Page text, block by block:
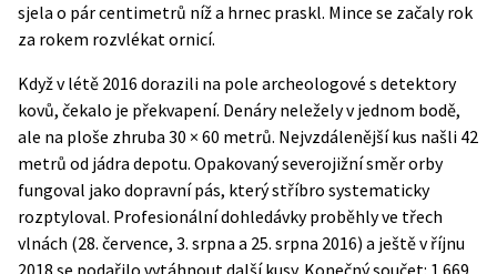
sjela o pár centimetrů níž a hrnec praskl. Mince se začaly rok
za rokem rozvlékat ornicí.
Když v létě 2016 dorazili na pole archeologové s detektory
kovů, čekalo je překvapení. Denáry neležely v jednom bodě,
ale na ploše zhruba 30 × 60 metrů. Nejvzdálenější kus našli 42
metrů od jádra depotu. Opakovaný severojižní směr orby
fungoval jako dopravní pás, který stříbro systematicky
rozptyloval. Profesionální dohledávky proběhly ve třech
vlnách (28. července, 3. srpna a 25. srpna 2016) a ještě v říjnu
2018 se podařilo vytáhnout další kusy. Konečný součet: 1 669